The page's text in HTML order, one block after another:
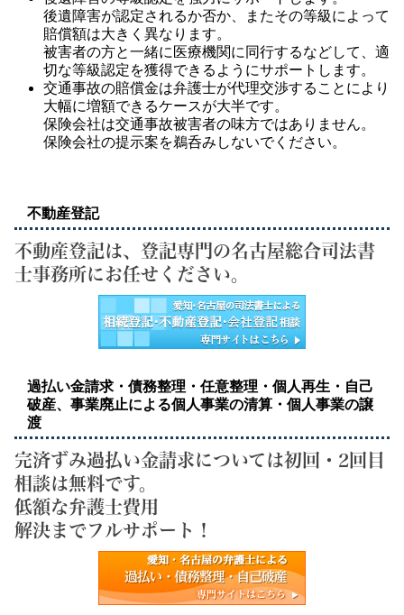
後遺障害が認定されるか否か、またその等級によって
賠償額は大きく異なります。
被害者の方と一緒に医療機関に同行するなどして、適
切な等級認定を獲得できるようにサポートします。
交通事故の賠償金は弁護士が代理交渉することにより
大幅に増額できるケースが大半です。
保険会社は交通事故被害者の味方ではありません。
保険会社の提示案を鵜呑みしないでください。
不動産登記
不動産登記は、登記専門の名古屋総合司法書
士事務所にお任せください。
過払い金請求・債務整理・任意整理・個人再生・自己
破産、事業廃止による個人事業の清算・個人事業の譲
渡
完済ずみ過払い金請求については初回・2回目
相談は無料です。
低額な弁護士費用
解決までフルサポート！